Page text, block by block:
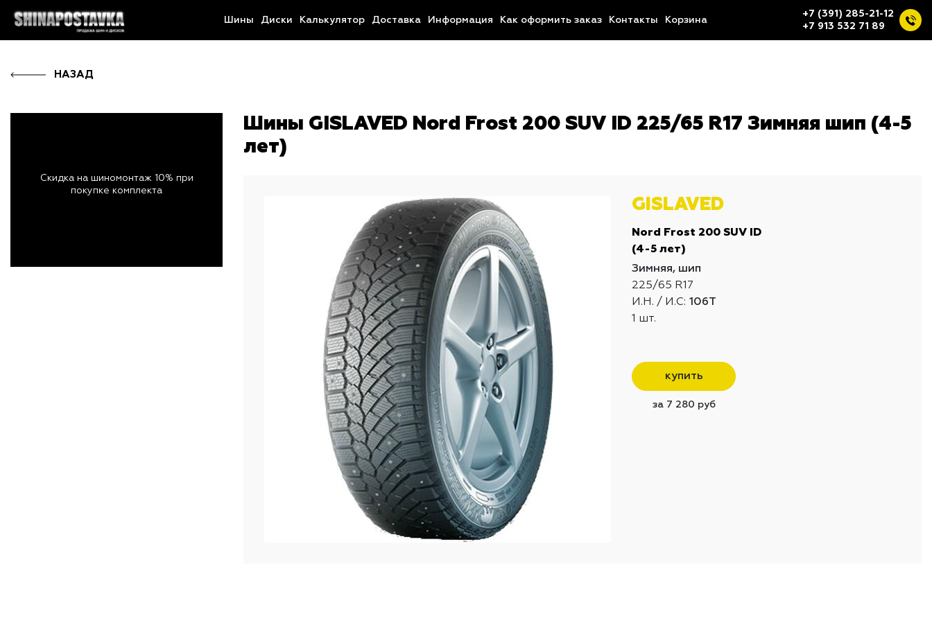
Шины Диски Калькулятор Доставка Информация Как оформить заказ Контакты Корзина
+7 (391) 285-21-12
+7 913 532 71 89
НАЗАД
Шины GISLAVED Nord Frost 200 SUV ID 225/65 R17 Зимняя шип (4-5
лет)
GISLAVED
Nord Frost 200 SUV ID
(4-5 лет)
Зимняя, шип
225/65 R17
И.Н. / И.С: 106T
1 шт.
купить
за 7 280 руб
Скидка на шиномонтаж 10% при
покупке комплекта